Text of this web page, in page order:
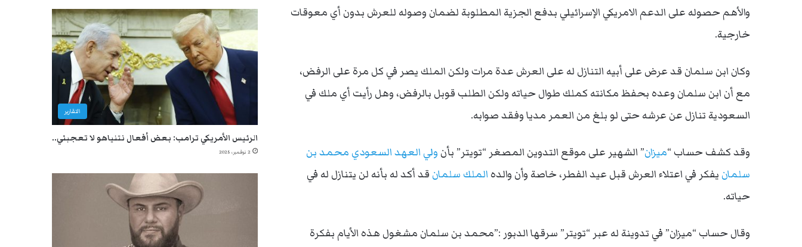
والأهم حصوله على الدعم الامريكي الإسرائيلي بدفع الجزية المطلوبة لضمان وصوله للعرش بدون أي معوقات
خارجية.
وكان ابن سلمان قد عرض على أبيه التنازل له على العرش عدة مرات ولكن الملك يصر في كل مرة على الرفض،
مع أن ابن سلمان وعده بحفظ مكانته كملك طوال حياته ولكن الطلب قوبل بالرفض، وهل رأيت أي ملك في
السعودية تنازل عن عرشه حتى لو بلغ من العمر مديا وفقد صوابه.
وقد كشف حساب “ميزان” الشهير على موقع التدوين المصغر “تويتر” بأن ولي العهد السعودي محمد بن
سلمان يفكر في اعتلاء العرش قبل عيد الفطر، خاصة وأن والده الملك سلمان قد أكد له بأنه لن يتنازل له في
حياته.
وقال حساب “ميزان” في تدوينة له عبر “تويتر” سرقها الدبور :”محمد بن سلمان مشغول هذه الأيام بفكرة
التقارير
الرئيس الأمريكي ترامب: بعض أفعال نتنياهو لا تعجبني..
2 نوفمبر، 2025